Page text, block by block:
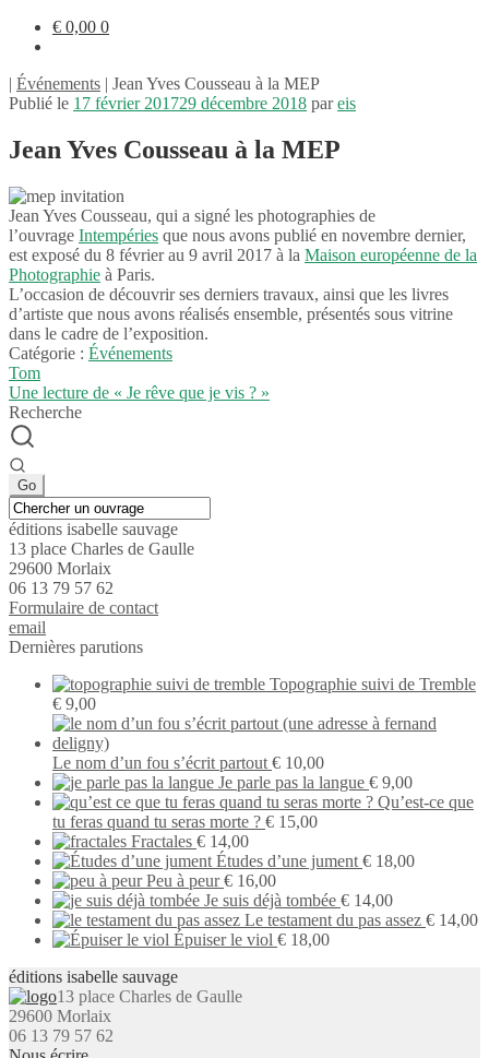
€ 0,00 0
| Événements | Jean Yves Cousseau à la MEP
Publié le 17 février 201729 décembre 2018 pareis
Jean Yves Cousseau à la MEP
Jean Yves Cous­seau, qui a signé les photo­gra­phies de
l’ouvrage Intem­pé­ries que nous avons publié en novembre dernier,
est exposé du 8 février au 9 avril 2017 à la Maison euro­péenne de la
Photo­gra­phie à Paris.
L’occasion de décou­vrir ses derniers travaux, ainsi que les livres
d’artiste que nous avons réali­sés ensemble, présen­tés sous vitrine
dans le cadre de l’exposition.
Catégorie : Événements
Navigation
de
l’article
Article
précédent :
Tom
Article
suivant :
Une lecture de « Je rêve que je vis ? »
Recherche
éditions isabelle sauvage
13 place Charles de Gaulle
29600 Morlaix
06 13 79 57 62
Formu­laire de contact
email
Dernières parutions
Topographie suivi de Tremble
€ 9,00
Le nom d’un fou s’écrit partout € 10,00
Je parle pas la langue € 9,00
Qu’est-ce que
tu feras quand tu seras morte ? € 15,00
Fractales € 14,00
Études d’une jument € 18,00
Peu à peur € 16,00
Je suis déjà tombée € 14,00
Le testament du pas assez € 14,00
Épuiser le viol € 18,00
éditions isabelle sauvage
13 place Charles de Gaulle
29600 Morlaix
06 13 79 57 62